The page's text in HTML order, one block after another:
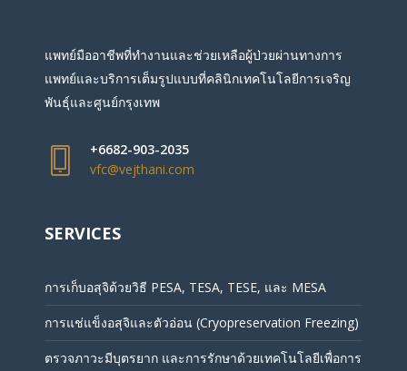
แพทย์มืออาชีพที่ทำงานและช่วยเหลือผู้ป่วยผ่านทางการ
แพทย์และบริการเต็มรูปแบบที่คลินิกเทคโนโลยีการเจริญ
พันธุ์และศูนย์กรุงเทพ
+6682-903-2035
vfc@vejthani.com
SERVICES
การเก็บอสุจิด้วยวิธี PESA, TESA, TESE, และ MESA
การแช่แข็งอสุจิและตัวอ่อน (Cryopreservation Freezing)
ตรวจภาวะมีบุตรยาก และการรักษาด้วยเทคโนโลยีเพื่อการ